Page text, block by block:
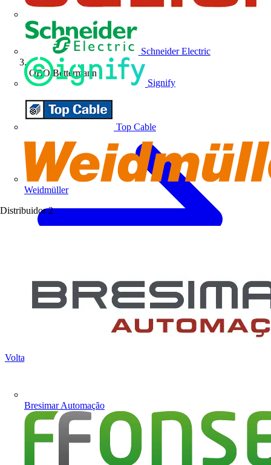
Schneider Electric
Signify
Top Cable
Weidmüller
Distribuidor 2
Bresimar Automação
OBO Bettermann
Voltar para Produtos